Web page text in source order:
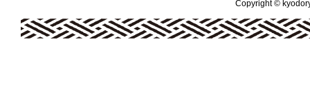
Copyright ©